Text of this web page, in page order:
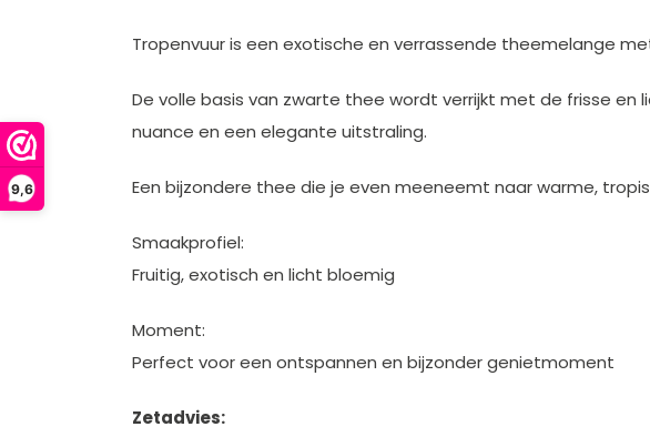
9,6
Tropenvuur is een exotische en verrassende theemelange
De volle basis van zwarte thee wordt verrijkt met de frisse
nuance en een elegante uitstraling.
Een bijzondere thee die je even meeneemt naar warme,
Smaakprofiel:
Fruitig, exotisch en licht bloemig
Moment:
Perfect voor een ontspannen en bijzonder genietmoment
Zetadvies: